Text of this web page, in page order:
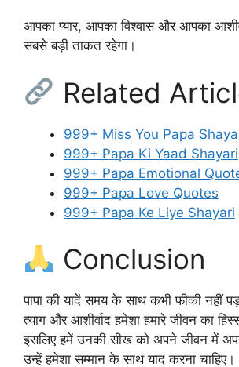
आपका प्यार, आपका विश्वास और आपका
सबसे बड़ी ताकत रहेगा।
Related
999+ Miss You Papa
999+ Papa Ki Yaad Shayari
999+ Papa Emotional
999+ Papa Love Quotes
999+ Papa Ke Liye Shayari
Conclusion
पापा की यादें समय के साथ कभी फीकी नहीं
त्याग और आशीर्वाद हमेशा हमारे जीवन का
इसलिए हमें उनकी सीख को अपने जीवन में
उन्हें हमेशा सम्मान के साथ याद करना चाहिए।